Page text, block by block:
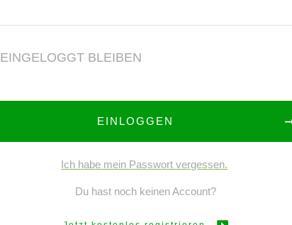
EINGELOGGT BLEIBEN
EINLOGGEN
Ich habe mein Passwort vergessen.
Du hast noch keinen Account?